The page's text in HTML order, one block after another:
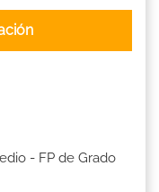
- FP de Grado